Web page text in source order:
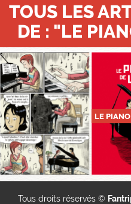
TOUS LES
DE : "LE
LE
Tous droits réservés ©